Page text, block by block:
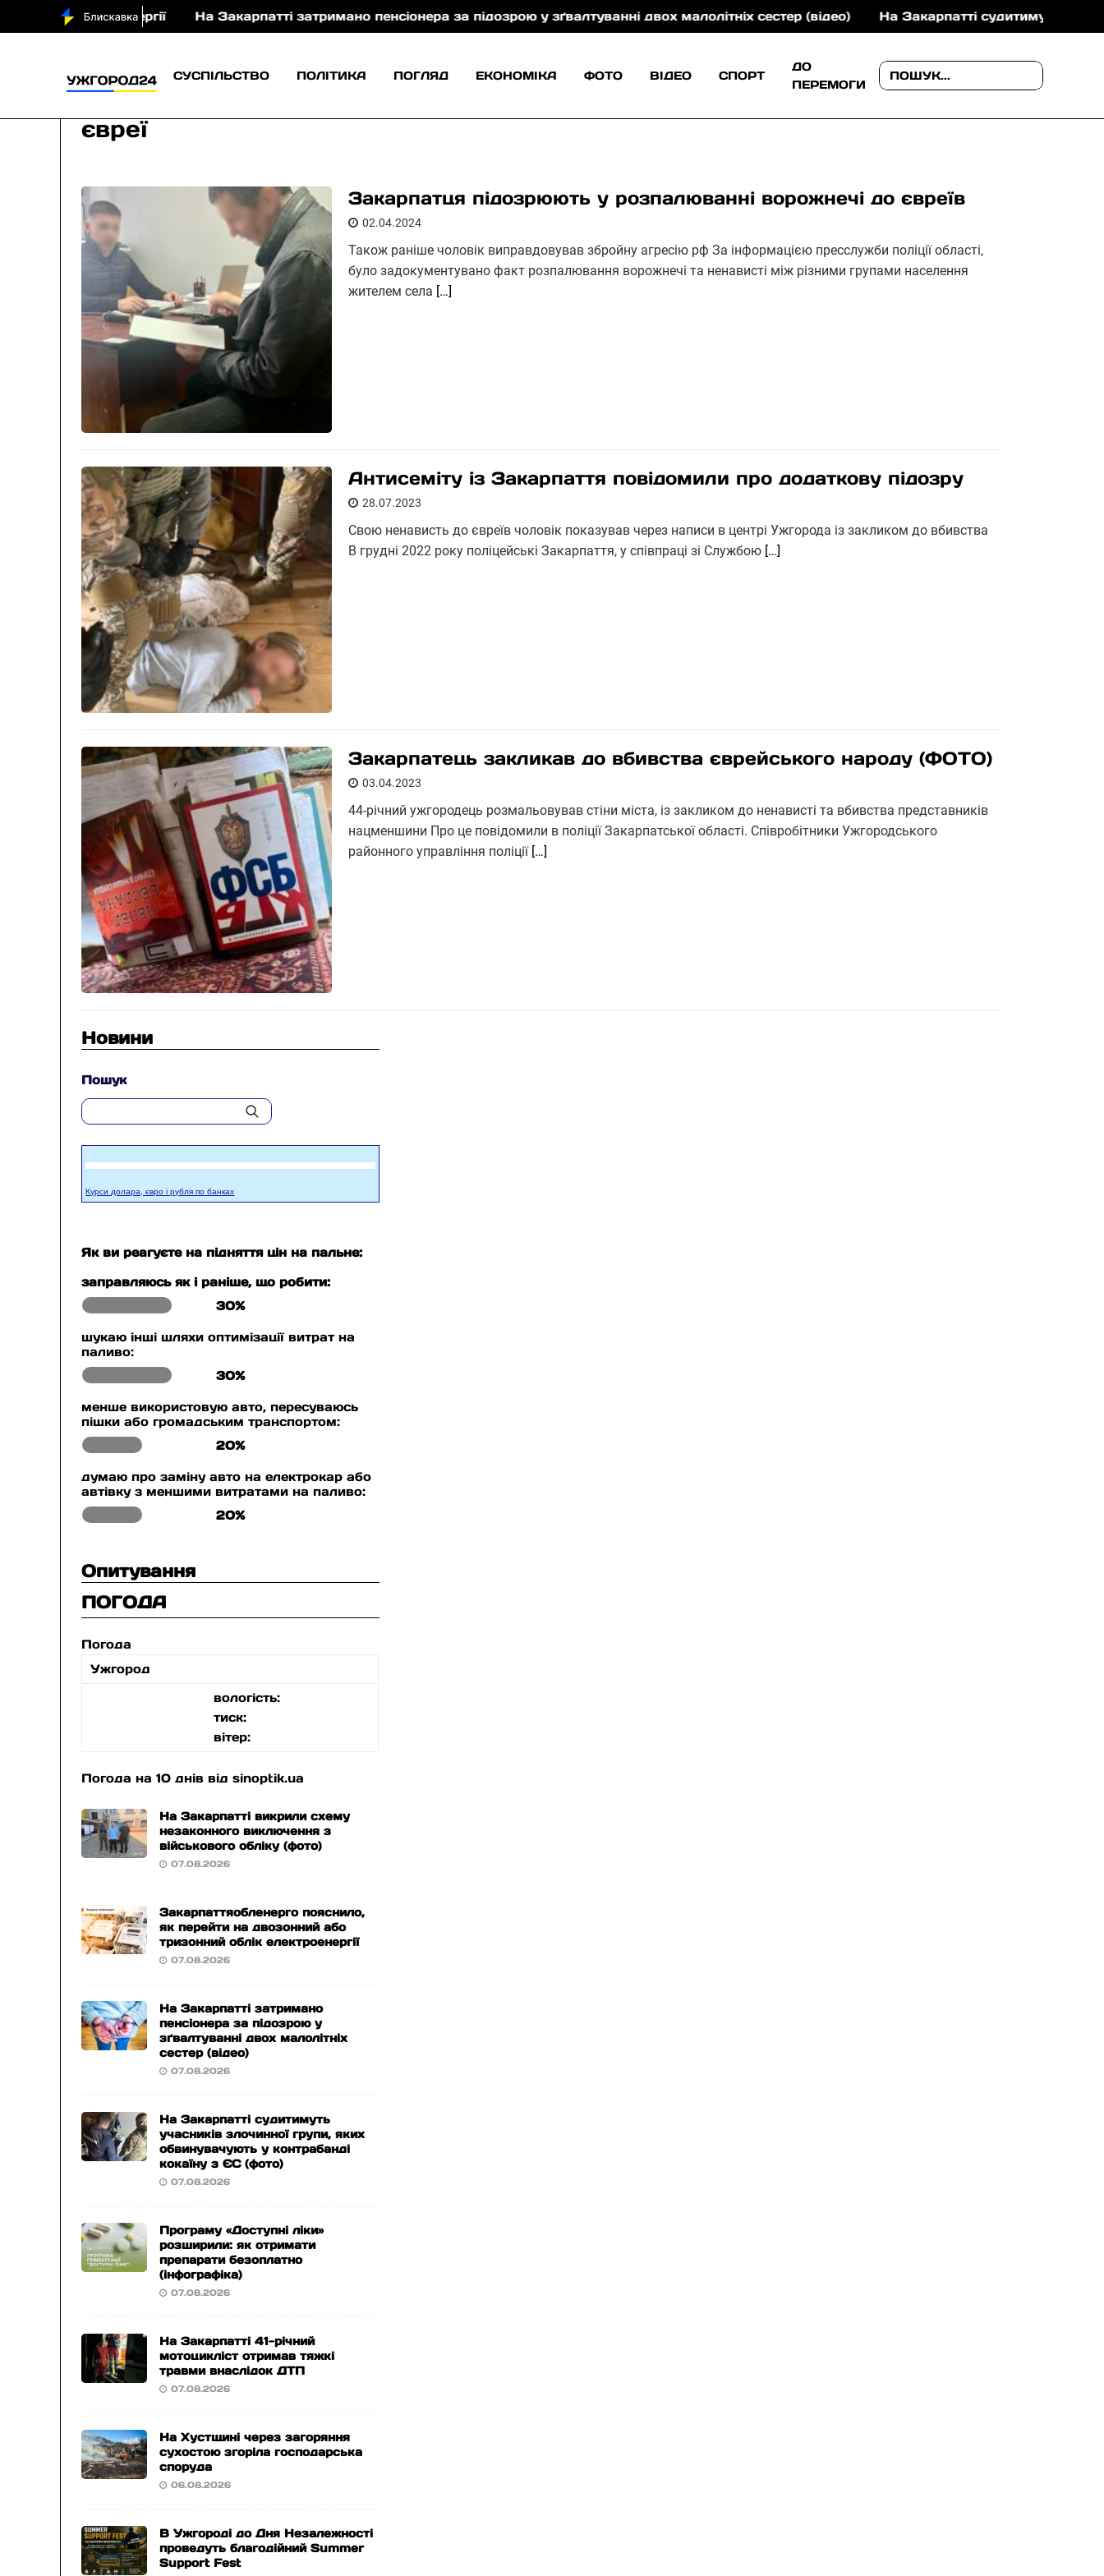
На Закарпатті затримано пенсіонера за підозрою у зґвалтуванні двох малолітніх сестер (відео) На Закарпатті судитимуть учасників
СУСПІЛЬСТВО ПОЛІТИКА ПОГЛЯД ЕКОНОМІКА ФОТО ВІДЕО СПОРТ
ДО
ПЕРЕМОГИ
євреї
Закарпатця підозрюють у розпалюванні ворожнечі до євреїв
02.04.2024
Також раніше чоловік виправдовував збройну агресію рф За інформацією пресслужби поліції області,
було задокументувано факт розпалювання ворожнечі та ненависті між різними групами населення
жителем села […]
Антисеміту із Закарпаття повідомили про додаткову підозру
28.07.2023
Свою ненависть до євреїв чоловік показував через написи в центрі Ужгорода із закликом до вбивства
В грудні 2022 року поліцейські Закарпаття, у співпраці зі Службою […]
Закарпатець закликав до вбивства єврейського народу (ФОТО)
03.04.2023
44-річний ужгородець розмальовував стіни міста, із закликом до ненависті та вбивства представників
нацменшини Про це повідомили в поліції Закарпатської області. Співробітники Ужгородського
районного управління поліції […]
Новини
Пошук
Курси долара, євро і рубля по банках
Як ви реагуєте на підняття цін на пальне:
заправляюсь як і раніше, що робити:
30%
шукаю інші шляхи оптимізації витрат на
паливо:
30%
менше використовую авто, пересуваюсь
пішки або громадським транспортом:
20%
думаю про заміну авто на електрокар або
автівку з меншими витратами на паливо:
20%
Опитування
ПОГОДА
Погода
Ужгород
вологість:
тиск:
вітер:
Погода на 10 днів відsinoptik.ua
На Закарпатті викрили схему
незаконного виключення з
військового обліку (фото)
07.08.2026
Закарпаттяобленерго пояснило,
як перейти на двозонний або
тризонний облік електроенергії
07.08.2026
На Закарпатті затримано
пенсіонера за підозрою у
зґвалтуванні двох малолітніх
сестер (відео)
07.08.2026
На Закарпатті судитимуть
учасників злочинної групи, яких
обвинувачують у контрабанді
кокаїну з ЄС (фото)
07.08.2026
Програму «Доступні ліки»
розширили: як отримати
препарати безоплатно
(інфографіка)
07.08.2026
На Закарпатті 41-річний
мотоцикліст отримав тяжкі
травми внаслідок ДТП
07.08.2026
На Хустщині через загоряння
сухостою згоріла господарська
споруда
06.08.2026
В Ужгороді до Дня Незалежності
проведуть благодійний Summer
Support Fest